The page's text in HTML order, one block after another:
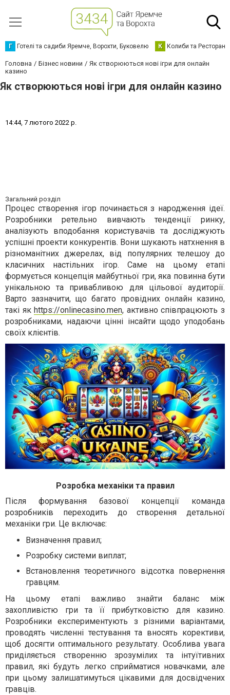
Г Готелі та садиби Яремче, Ворохти, Буковелю К Колиби та Ресторани
Головна Бізнес новини
Як створюються нові ігри для онлайн
казино
Як створюються нові ігри для онлайн казино
14:44, 7 лютого 2022 р.
Загальний розділ
Процес створення ігор починається з народження ідеї.
Розробники ретельно вивчають тенденції ринку,
аналізують вподобання користувачів та досліджують
успішні проекти конкурентів. Вони шукають натхнення в
різноманітних джерелах, від популярних телешоу до
класичних настільних ігор. Саме на цьому етапі
формується концепція майбутньої гри, яка повинна бути
унікальною та привабливою для цільової аудиторії.
Варто зазначити, що багато провідних онлайн казино,
такі якhttps://onlinecasino.men, активно співпрацюють з
розробниками, надаючи цінні інсайти щодо уподобань
своїх клієнтів.
Розробка механіки та правил
Після формування базової концепції команда
розробників переходить до створення детальної
механіки гри. Це включає:
Визначення правил;
Розробку системи виплат;
Встановлення теоретичного відсотка повернення
гравцям.
На цьому етапі важливо знайти баланс між
захопливістю гри та її прибутковістю для казино.
Розробники експериментують з різними варіантами,
проводять численні тестування та вносять корективи,
щоб досягти оптимального результату. Особлива увага
приділяється створенню зрозумілих та інтуїтивних
правил, які будуть легко сприйматися новачками, але
при цьому залишатимуться цікавими для досвідчених
гравців.